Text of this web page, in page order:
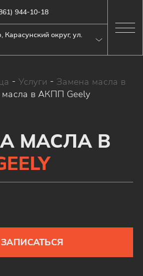
Карасунский округ, ул.
944-10-18
- Услуги - Замена масла в
в АКПП Geely
МАСЛА В
ЗАПИСАТЬСЯ